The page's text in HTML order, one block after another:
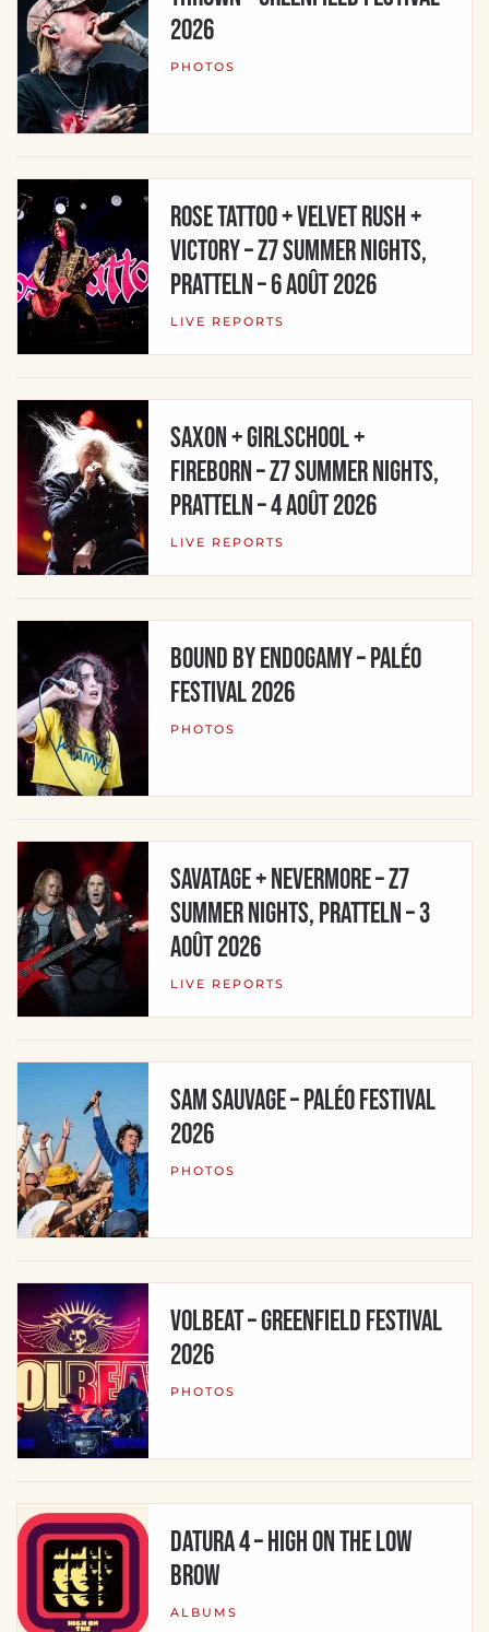
2026
PHOTOS
ROSE TATTOO + VELVET RUSH +
VICTORY – Z7 Summer Nights,
Pratteln – 6 août 2026
LIVE REPORTS
SAXON + GIRLSCHOOL +
FIREBORN – Z7 Summer Nights,
Pratteln – 4 août 2026
LIVE REPORTS
BOUND BY ENDOGAMY – Paléo
Festival 2026
PHOTOS
Savatage + Nevermore – Z7
Summer Nights, Pratteln – 3
août 2026
LIVE REPORTS
SAM SAUVAGE – Paléo Festival
2026
PHOTOS
Volbeat – Greenfield Festival
2026
PHOTOS
Datura 4 – High On The Low
Brow
ALBUMS